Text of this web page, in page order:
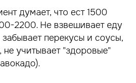
думает, что ест 1500
2200. Не взвешивает еду
перекусы и соусы,
учитывает "здоровые"